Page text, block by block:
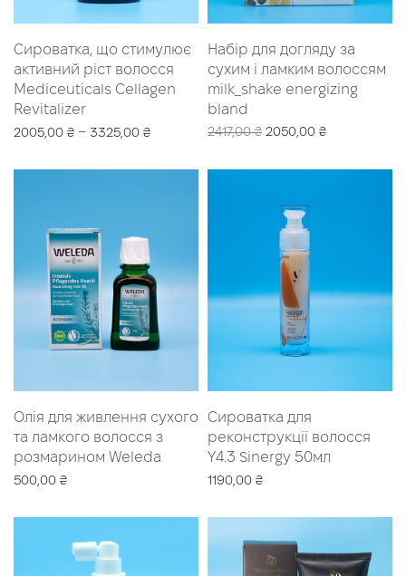
Сироватка, що стимулює
активний ріст волосся
Mediceuticals Cellagen
Revitalizer
2005,00 ₴ – 3325,00 ₴
Набір для догляду за
сухим і ламким волоссям
milk_shake energizing
bland
2417,00₴ Оригінальна
2417,00 ₴.
2050,00 ₴Поточна
2050,00 ₴.
Олія для живлення сухого
та ламкого волосся з
розмарином Weleda
500,00 ₴
Сироватка для
реконструкції волосся
Y4.3 Sinergy 50мл
1190,00 ₴